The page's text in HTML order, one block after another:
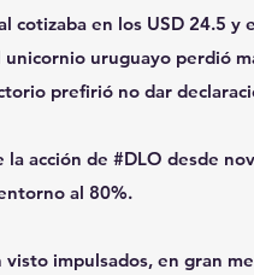
cotizaba en los USD 24.5
uruguayo perdió
prefirió no dar
la acción de #DLO desde
al 80%.
impulsados, en gran